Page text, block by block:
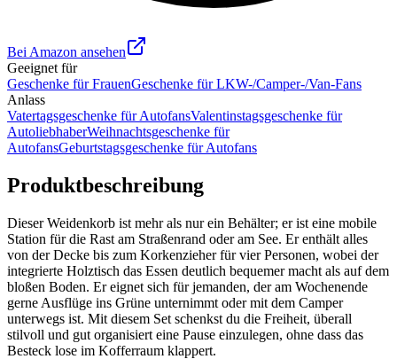
Bei Amazon ansehen
Geeignet für
Geschenke für FrauenGeschenke für LKW-/Camper-/Van-Fans
Anlass
Vatertagsgeschenke für AutofansValentinstagsgeschenke für
AutoliebhaberWeihnachtsgeschenke für
AutofansGeburtstagsgeschenke für Autofans
Produktbeschreibung
Dieser Weidenkorb ist mehr als nur ein Behälter; er ist eine mobile
Station für die Rast am Straßenrand oder am See. Er enthält alles
von der Decke bis zum Korkenzieher für vier Personen, wobei der
integrierte Holztisch das Essen deutlich bequemer macht als auf dem
bloßen Boden. Er eignet sich für jemanden, der am Wochenende
gerne Ausflüge ins Grüne unternimmt oder mit dem Camper
unterwegs ist. Mit diesem Set schenkst du die Freiheit, überall
stilvoll und gut organisiert eine Pause einzulegen, ohne dass das
Besteck lose im Kofferraum klappert.